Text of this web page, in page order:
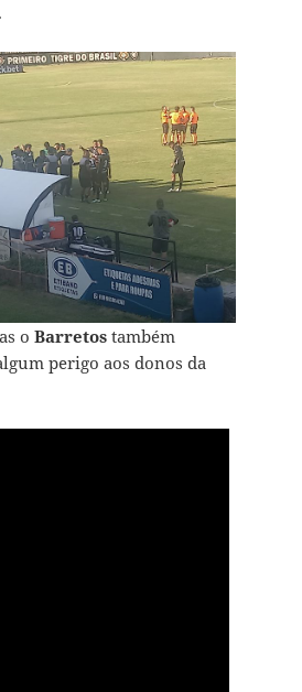
o Barretostambém
perigo aos donos da